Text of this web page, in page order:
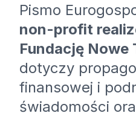
Pismo
non-profit
Fundację Nowe
dotyczy
finansowej i
świadomości